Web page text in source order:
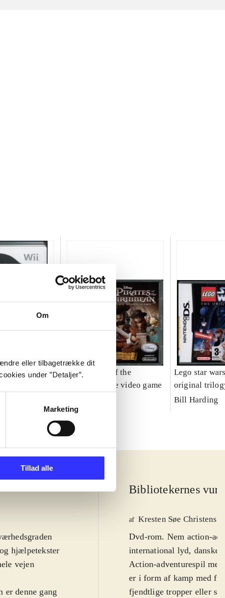
Om
eller tilbagetrække dit
under ”Detaljer”.
Marketing
Tillad alle
- the
Lego Pirates of the
Caribbean : the video game
Lego star
original
Bill Harding
hjælpetekster
vejen
er denne gang
Bibliotekernes
af Kresten Søe
Dvd-rom. Nem action-
international lyd, danske
Action-adventurespil
er i form af kamp med fx
fjendtlige tropper eller